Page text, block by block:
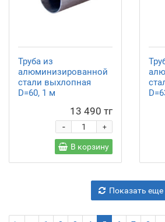
Труба из
алюминизированной
стали выхлопная
D=60, 1 м
13 490 тг
+
-
В корзину
Показать еще